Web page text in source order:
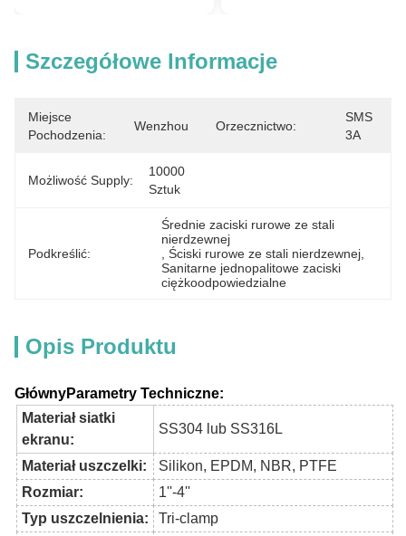
Szczegółowe Informacje
Miejsce
Pochodzenia:
Wenzhou Orzecznictwo:
SMS
3A
Możliwość Supply:
10000
Sztuk
Podkreślić:
Średnie zaciski rurowe ze stali
nierdzewnej
, Ściski rurowe ze stali nierdzewnej
Sanitarne jednopalitowe zaciski
ciężkoodpowiedzialne
Opis Produktu
GłównyParametry Techniczne:
Materiał siatki
ekranu:
SS304 lub SS316L
Materiał uszczelki:
Silikon, EPDM, NBR, PTFE
Rozmiar:
1''-4''
Typ uszczelnienia:
Tri-clamp